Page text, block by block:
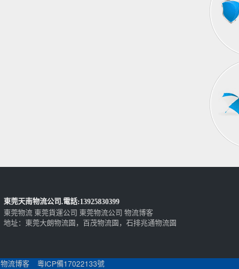
東莞天南物流公司.電話:13925830399
東莞物流東莞貨運公司 東莞物流公司 物流博客
地址：東莞大朗物流園，百茂物流園，石排兆通物流園
物流博客 粵ICP備17022133號